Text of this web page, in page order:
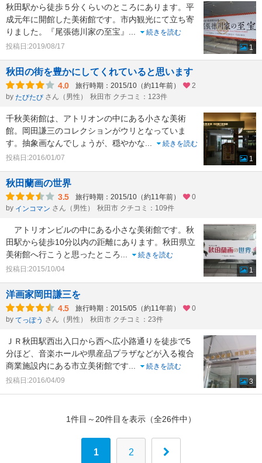
秋田駅から徒歩５分くらいのところにあります。平
成元年に開館した美術館です。市内観光にて立ち寄
りました。『尾張徳川家の至宝』 ...
続きを読む
投稿日:2019/08/17
1
秋田の街を豊かにしてくれていると思います
4.0 旅行時期：2015/10（約11年前）
2
by たびたび さん（男性） 秋田市 クチコミ：123件
千秋美術館は、アトリオンの中にある小さな美術
館。岡田謙三のコレクションがウリとなっていま
す。抽象画なんでしょうが、穏やかな...
続きを読む
投稿日:2016/01/07
1
秋田蘭画の世界
3.5 旅行時期：2015/10（約11年前）
0
by インコマン さん（男性） 秋田市 クチコミ：109件
アトリオンビルの中にある小さな美術館です。秋
田駅から徒歩10分以内の距離にあります。秋田県立
美術館へ行こうと思ったところ...
続きを読む
投稿日:2015/10/04
1
洋画家岡田謙三を
4.5 旅行時期：2015/05（約11年前）
0
by てっぽう さん（男性） 秋田市 クチコミ：23件
ＪＲ秋田駅西出入口から西へ広小路通りを徒歩で5
分ほど、音楽ホールや県産品プラザなどが入る複合
商業施設内にある市立美術館です...
続きを読む
投稿日:2016/04/09
3
1件目～20件目を表示（全26件中）
1 2